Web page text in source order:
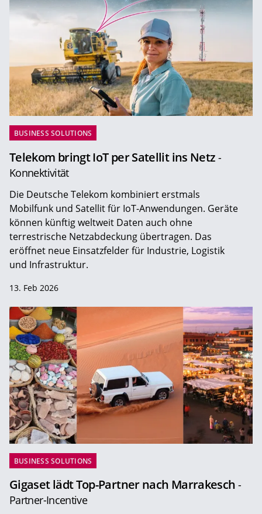
BUSINESS SOLUTIONS
Telekom bringt IoT per Satellit ins Netz -
Konnektivität
Die Deutsche Telekom kombiniert erstmals
Mobilfunk und Satellit für IoT-Anwendungen. Geräte
können künftig weltweit Daten auch ohne
terrestrische Netzabdeckung übertragen. Das
eröffnet neue Einsatzfelder für Industrie, Logistik
und Infrastruktur.
13. Feb 2026
BUSINESS SOLUTIONS
Gigaset lädt Top-Partner nach Marrakesch -
Partner-Incentive